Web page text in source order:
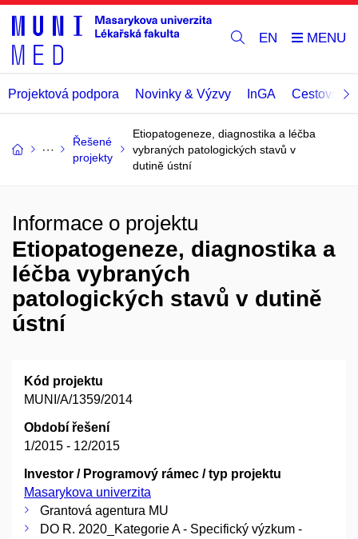
EN
Projektová podpora Novinky & Výzvy InGA Cestovní
Řešené
projekty
Etiopatogeneze, diagnostika a léčba
vybraných patologických stavů v
dutině ústní
Informace o projektu
Etiopatogeneze, diagnostika a
léčba vybraných
patologických stavů v dutině
ústní
Kód projektu
MUNI/A/1359/2014
Období řešení
1/2015 - 12/2015
Investor / Programový rámec / typ projektu
Masarykova univerzita
Grantová agentura MU
DO R. 2020_Kategorie A - Specifický výzkum -